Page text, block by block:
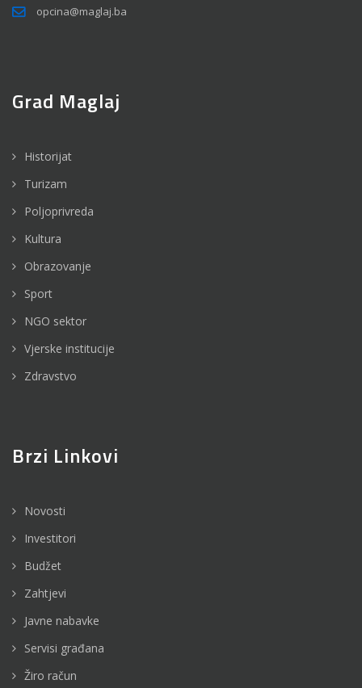
opcina@maglaj.ba
Grad Maglaj
Historijat
Turizam
Poljoprivreda
Kultura
Obrazovanje
Sport
NGO sektor
Vjerske institucije
Zdravstvo
Brzi Linkovi
Novosti
Investitori
Budžet
Zahtjevi
Javne nabavke
Servisi građana
Žiro račun